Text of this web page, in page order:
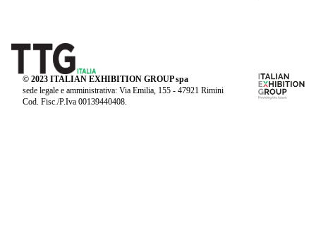
© 2023 ITALIAN EXHIBITION GROUP spa
sede legale e amministrativa: Via Emilia, 155 - 47921 Rimini
Cod. Fisc./P.Iva 00139440408.